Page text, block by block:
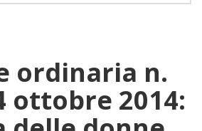
ordinaria n.
ottobre 2014: